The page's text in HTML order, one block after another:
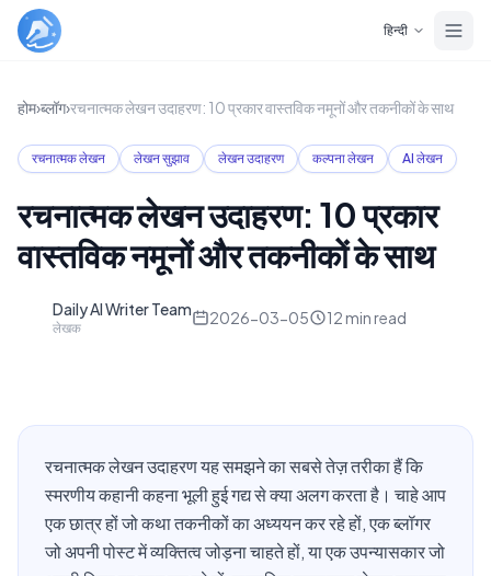
हिन्दी
होम›ब्लॉग›रचनात्मक लेखन उदाहरण: 10 प्रकार वास्तविक नमूनों और तकनीकों के साथ
रचनात्मक लेखन लेखन सुझाव लेखन उदाहरण कल्पना लेखन AI लेखन
रचनात्मक लेखन उदाहरण: 10 प्रकार
वास्तविक नमूनों और तकनीकों के साथ
Daily AI Writer Team
लेखक
2026-03-05 12 min read
रचनात्मक लेखन उदाहरण यह समझने का सबसे तेज़ तरीका हैं कि
स्मरणीय कहानी कहना भूली हुई गद्य से क्या अलग करता है। चाहे आप
एक छात्र हों जो कथा तकनीकों का अध्ययन कर रहे हों, एक ब्लॉगर
जो अपनी पोस्ट में व्यक्तित्व जोड़ना चाहते हों, या एक उपन्यासकार जो